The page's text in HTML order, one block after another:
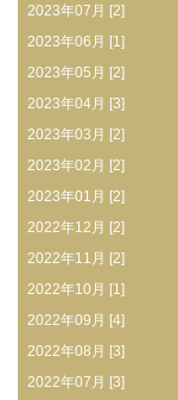
2023年07月 [2]
2023年06月 [1]
2023年05月 [2]
2023年04月 [3]
2023年03月 [2]
2023年02月 [2]
2023年01月 [2]
2022年12月 [2]
2022年11月 [2]
2022年10月 [1]
2022年09月 [4]
2022年08月 [3]
2022年07月 [3]